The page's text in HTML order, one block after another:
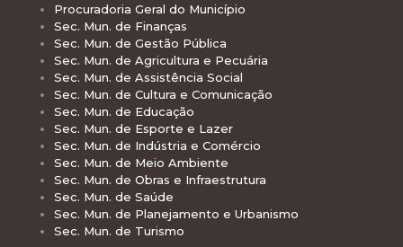
Procuradoria Geral do Município
Sec. Mun. de Finanças
Sec. Mun. de Gestão Pública
Sec. Mun. de Agricultura e Pecuária
Sec. Mun. de Assistência Social
Sec. Mun. de Cultura e Comunicação
Sec. Mun. de Educação
Sec. Mun. de Esporte e Lazer
Sec. Mun. de Indústria e Comércio
Sec. Mun. de Meio Ambiente
Sec. Mun. de Obras e Infraestrutura
Sec. Mun. de Saúde
Sec. Mun. de Planejamento e Urbanismo
Sec. Mun. de Turismo